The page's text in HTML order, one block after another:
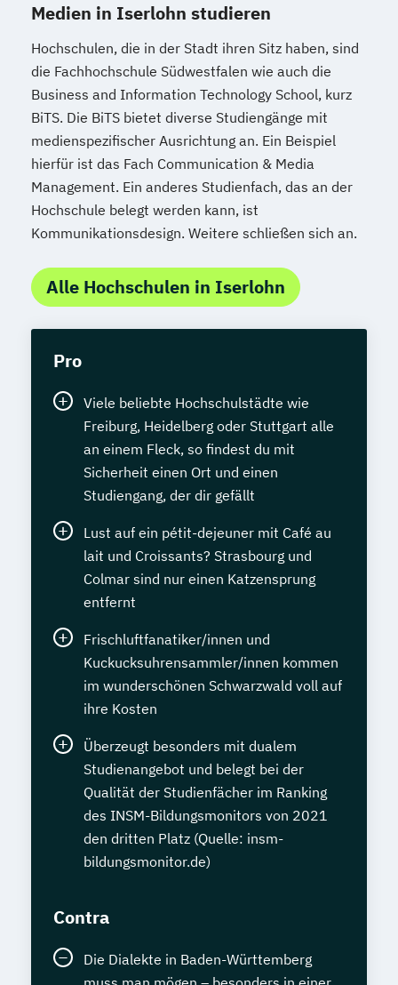
Medien in Iserlohn studieren
Hochschulen, die in der Stadt ihren Sitz haben, sind
die Fachhochschule Südwestfalen wie auch die
Business and Information Technology School, kurz
BiTS. Die BiTS bietet diverse Studiengänge mit
medienspezifischer Ausrichtung an. Ein Beispiel
hierfür ist das Fach Communication & Media
Management. Ein anderes Studienfach, das an der
Hochschule belegt werden kann, ist
Kommunikationsdesign. Weitere schließen sich an.
Alle Hochschulen in Iserlohn
Pro
Viele beliebte Hochschulstädte wie
Freiburg, Heidelberg oder Stuttgart alle
an einem Fleck, so findest du mit
Sicherheit einen Ort und einen
Studiengang, der dir gefällt
Lust auf ein pétit-dejeuner mit Café au
lait und Croissants? Strasbourg und
Colmar sind nur einen Katzensprung
entfernt
Frischluftfanatiker/innen und
Kuckucksuhrensammler/innen kommen
im wunderschönen Schwarzwald voll auf
ihre Kosten
Überzeugt besonders mit dualem
Studienangebot und belegt bei der
Qualität der Studienfächer im Ranking
des INSM-Bildungsmonitors von 2021
den dritten Platz (Quelle: insm-
bildungsmonitor.de)
Contra
Die Dialekte in Baden-Württemberg